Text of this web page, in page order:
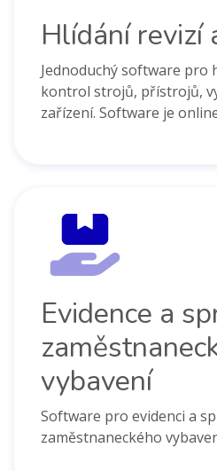
Hlídání revizí
Jednoduchý software pro
kontrol strojů, přístrojů,
zařízení. Software je
Evidence a
vybavení
Software pro evidenci a
zaměstnaneckého